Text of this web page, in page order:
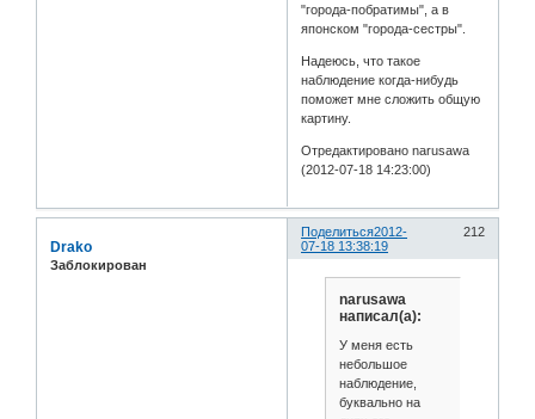
"города-побратимы", а в
японском "города-сестры".
Надеюсь, что такое
наблюдение когда-нибудь
поможет мне сложить общую
картину.
Отредактировано narusawa
(2012-07-18 14:23:00)
Поделиться 212
2012-
07-18 13:38:19
Drako
Заблокирован
narusawa
написал(а):
У меня есть
небольшое
наблюдение,
буквально на